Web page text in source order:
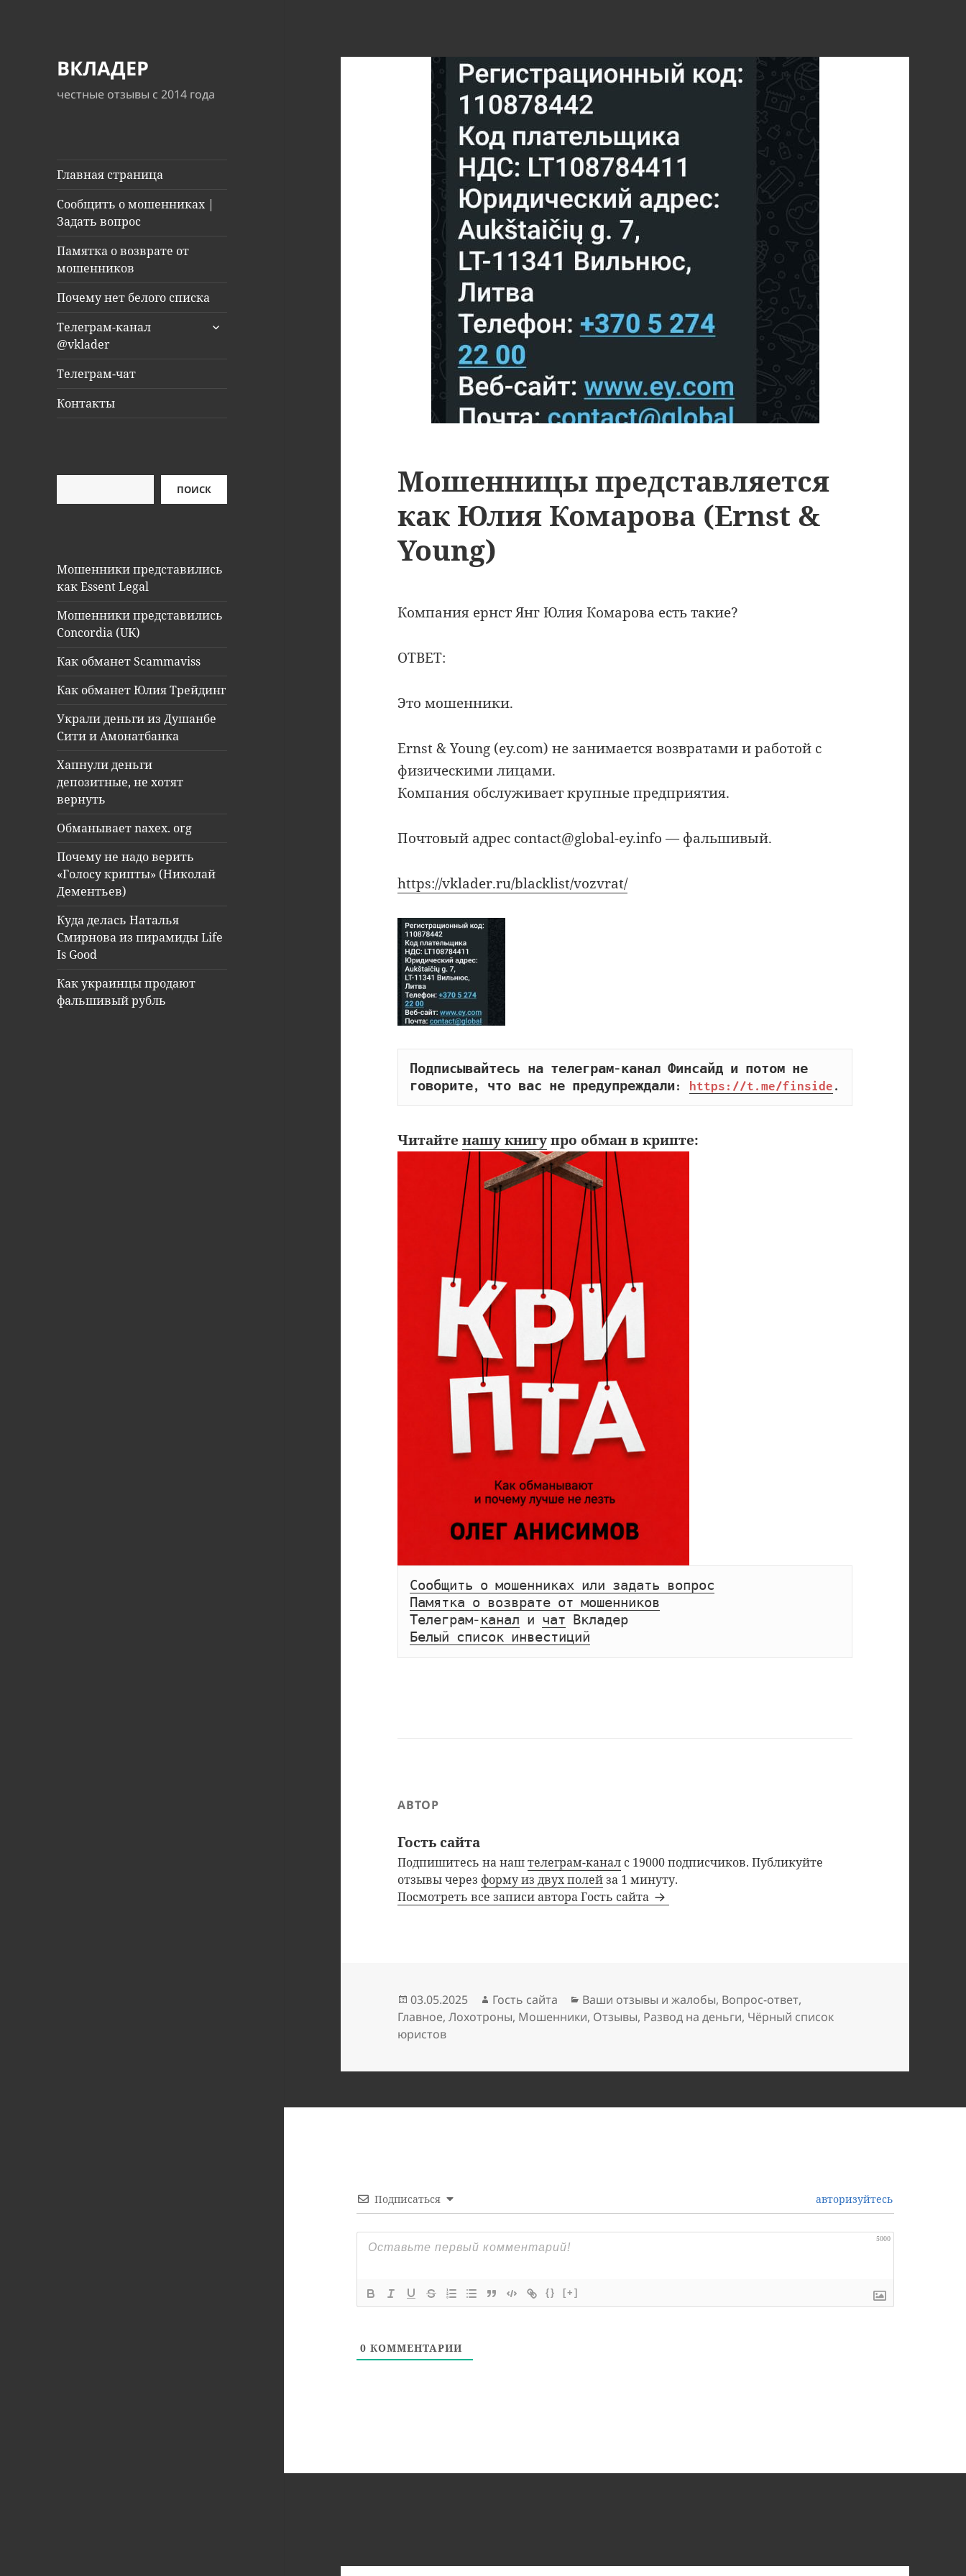
ВКЛАДЕР
честные отзывы с 2014 года
Главная страница
Сообщить о мошенниках |
Задать вопрос
Памятка о возврате от
мошенников
Почему нет белого списка
Телеграм-канал
@vklader
раскрыть
Телеграм-чат
Контакты
ПОИСК
Мошенники представились
как Essent Legal
Мошенники представились
Concordia (UK)
Как обманет Scammaviss
Как обманет Юлия Трейдинг
Украли деньги из Душанбе
Сити и Амонатбанка
Хапнули деньги
депозитные, не хотят
вернуть
Обманывает naxex. org
Почему не надо верить
«Голосу крипты» (Николай
Дементьев)
Куда делась Наталья
Смирнова из пирамиды Life
Is Good
Как украинцы продают
фальшивый рубль
Мошенницы представляется
как Юлия Комарова (Ernst &
Young)
Компания ернст Янг Юлия Комарова есть такие?
ОТВЕТ:
Это мошенники.
Ernst & Young (ey.com) не занимается возвратами и работой с
физическими лицами.
Компания обслуживает крупные предприятия.
Почтовый адрес contact@global-ey.info — фальшивый.
https://vklader.ru/blacklist/vozvrat/
Подписывайтесь на телеграм-канал Финсайд и потом не
говорите, что вас не предупреждали:
https://t.me/finside .
Читайтенашу книгупро обман в крипте:
Сообщить о мошенниках или задать вопрос
Памятка о возврате от мошенников
Телеграм- канал и чат
Вкладер
Белый список инвестиций
АВТОР
Гость сайта
Подпишитесь на наштелеграм-канал с 19000 подписчиков. Публикуйте
отзывы через форму из двух полейза 1 минуту.
Посмотреть все записи автора Гость сайта
Опубликовано
03.05.2025 Автор
Гость сайта Рубрики
Ваши отзывы и жалобы, Вопрос-ответ,
Главное,Лохотроны, Мошенники, Отзывы, Развод на деньги, Чёрный список
юристов
Подписаться авторизуйтесь
5000
{} [+]
0 КОММЕНТАРИИ